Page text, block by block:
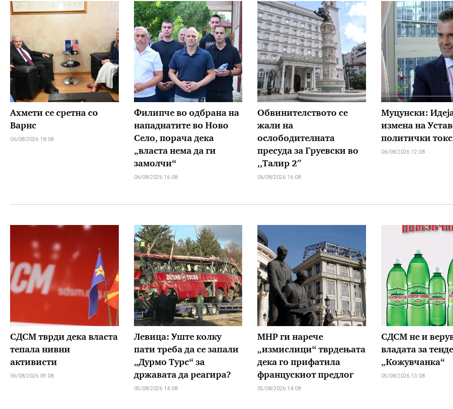
Ахмети се сретна со
Варнс
06/08/2026 18:08
Филипче во одбрана на
нападнатите во Ново
Село, порача дека
„власта нема да ги
замолчи“
06/08/2026 16:08
Обвинителството се
жали на
ослободителната
пресуда за Груевски во
,,Талир 2″
06/08/2026 16:08
Муцунски:
измена на
политички
06/08/2026 12:08
СДСМ тврди дека власта
тепала нивни
активисти
06/08/2026 09:08
Левица: Уште колку
пати треба да се запали
„Дурмо Турс“ за
државата да реагира?
05/08/2026 14:08
МНР ги нарече
„измислици“ тврдењата
дека го прифатила
францускиот предлог
05/08/2026 14:08
СДСМ не и
владата за
„Кожувчанка“
05/08/2026 13:08